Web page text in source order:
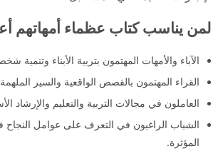
لمن يناسب كتاب عظماء أمهاتهم
الآباء والأمهات المهتمون بتربية الأبناء وتنمية
القراء المهتمون بالقصص الواقعية والسير
العاملون في مجالات التربية والتعليم والإرشاد
الشباب الراغبون في التعرف على عوامل
المؤثرة.